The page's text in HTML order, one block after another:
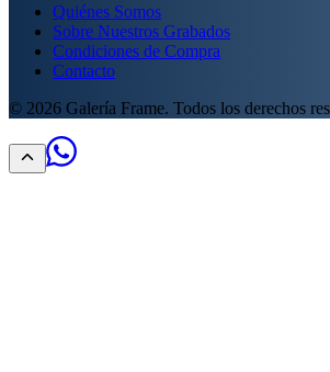
Quiénes Somos
Sobre Nuestros Grabados
Condiciones de Compra
Contacto
© 2026 Galería Frame. Todos los derechos